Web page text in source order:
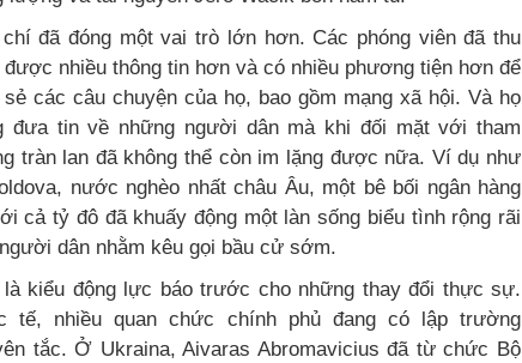
chí đã đóng một vai trò lớn hơn. Các phóng viên đã thu
được nhiều thông tin hơn và có nhiều phương tiện hơn để
các câu chuyện của họ, bao gồm mạng xã hội. Và họ
đưa tin về những người dân mà khi đối mặt với tham
tràn lan đã không thể còn im lặng được nữa. Ví dụ như
nước nghèo nhất châu Âu, một bê bối ngân hàng
cả tỷ đô đã khuấy động một làn sống biểu tình rộng rãi
dân nhằm kêu gọi bầu cử sớm.
kiểu động lực báo trước cho những thay đổi thực sự.
tế, nhiều quan chức chính phủ đang có lập trường
tắc. Ở Ukraina, Aivaras Abromavicius đã từ chức Bộ